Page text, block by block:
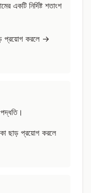
একটি নির্দিষ্ট শতাংশ
প্রয়োগ করলে →
পদ্ধতি।
ছাড় প্রয়োগ করলে